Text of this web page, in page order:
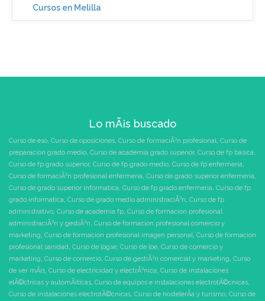
Cursos en Melilla
Lo mÃ¡s buscado
Curso de eso, Curso de oposiciones, Curso de formaciÃ³n profesional, Curso de
preparacion grado medio, Curso de academia grado superior, Curso de fp basica,
Curso de fp grado superior, Curso de fp grado medio, Curso de fp enfermeria,
Curso de formaciÃ³n profesional enfermeria, Curso de grado superior enfermeria,
Curso de grado superior informatica, Curso de fp grado enfermeria, Curso de fp
grado informatica, Curso de grado medio administraciÃ³n, Curso de fp
administrativo, Curso de academia fp, Curso de formacion profesional
administraciÃ³n y gestiÃ³n, Curso de formacion profesional comercio y
marketing, Curso de formacion profesional imagen personal, Curso de formacion
profesional sanidad, Curso de logse, Curso de loe, Curso de comercio y
marketing, Curso de comercio, Curso de gestiÃ³n comercial y marketing, Curso
de ver mÃ¡s, Curso de electricidad y electrÃ³nica, Curso de instalaciones
elÃ©ctricas y automÃ¡ticas, Curso de equipos e instalaciones electrotÃ©cnicas,
Curso de instalaciones electrotÃ©cnicas, Curso de hostelerÃ­a y turismo, Curso de